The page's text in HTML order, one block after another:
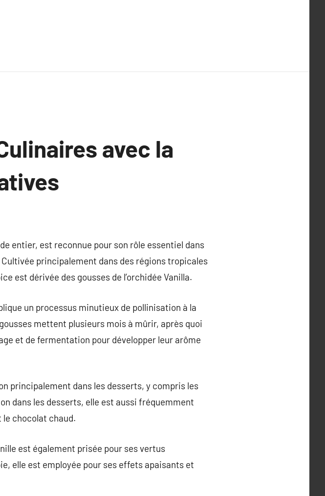
avec la
entier, est reconnue pour son rôle essentiel dans
principalement dans des régions tropicales
est dérivée des gousses de l’orchidée Vanilla.
un processus minutieux de pollinisation à la
mettent plusieurs mois à mûrir, après quoi
et de fermentation pour développer leur arôme
principalement dans les desserts, y compris les
dans les desserts, elle est aussi fréquemment
chocolat chaud.
est également prisée pour ses vertus
elle est employée pour ses effets apaisants et